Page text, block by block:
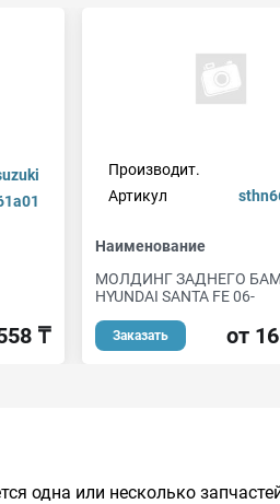
₸
Производит.
Артикул
Наименование
МОЛДИНГ ЗАДНЕГО
HYUNDAI SANTA FE 06-
Заказать от
одна или несколько